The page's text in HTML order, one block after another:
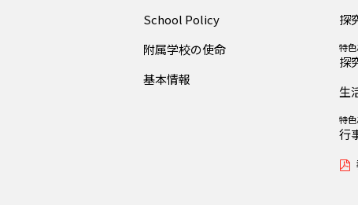
School Policy
附属学校の使命
基本情報
探
特
探
生
特
行